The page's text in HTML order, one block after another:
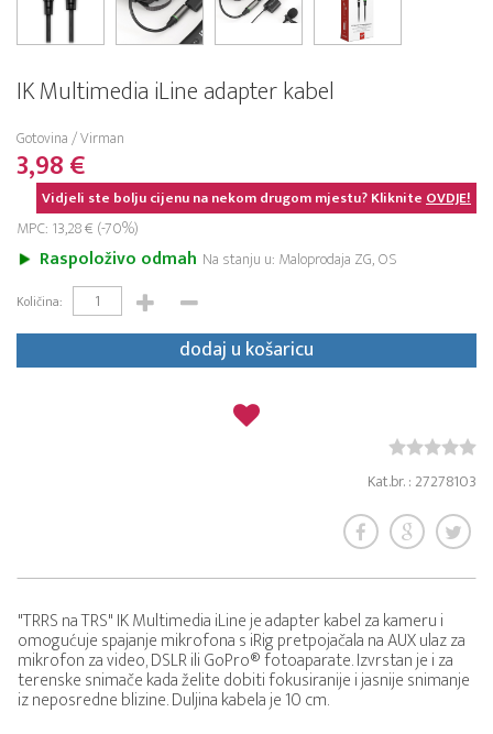
IK Multimedia iLine adapter kabel
Gotovina / Virman
3,98 €
Vidjeli ste bolju cijenu na nekom drugom mjestu? KlikniteOVDJE!
MPC: 13,28 € (-70%)
Raspoloživo odmah Na stanju u: Maloprodaja ZG, OS
Količina:
dodaj u košaricu
Kat.br. : 27278103
"TRRS na TRS" IK Multimedia iLine je adapter kabel za kameru i
omogućuje spajanje mikrofona s iRig pretpojačala na AUX ulaz za
mikrofon za video, DSLR ili GoPro® fotoaparate. Izvrstan je i za
terenske snimače kada želite dobiti fokusiranije i jasnije snimanje
iz neposredne blizine. Duljina kabela je 10 cm.